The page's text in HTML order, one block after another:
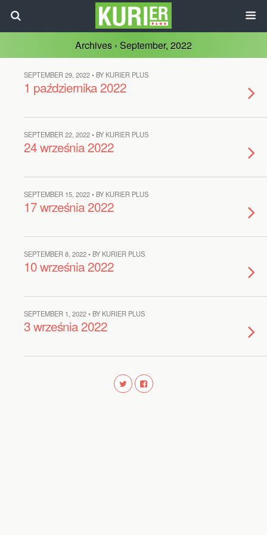
Archives › September, 2022
SEPTEMBER 29, 2022 • BY KURIER PLUS
1 października 2022
SEPTEMBER 22, 2022 • BY KURIER PLUS
24 września 2022
SEPTEMBER 15, 2022 • BY KURIER PLUS
17 września 2022
SEPTEMBER 8, 2022 • BY KURIER PLUS
10 września 2022
SEPTEMBER 1, 2022 • BY KURIER PLUS
3 września 2022